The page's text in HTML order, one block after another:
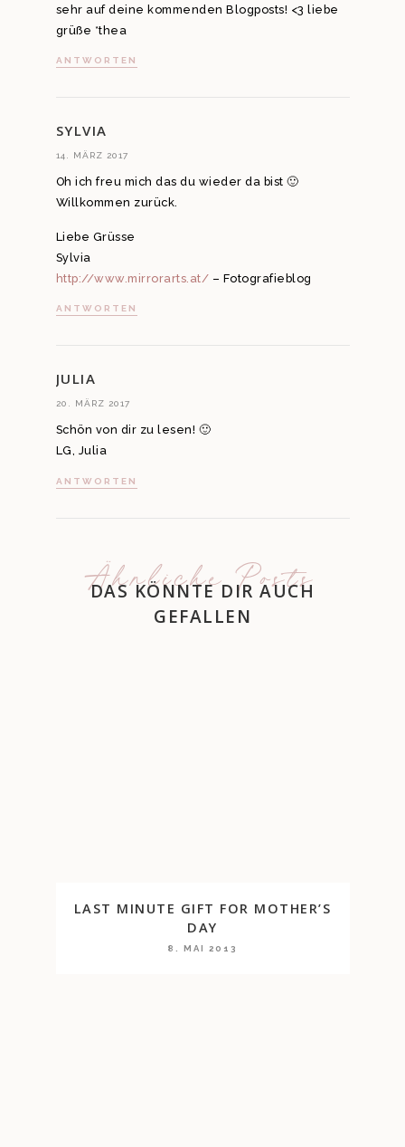
sehr auf deine kommenden Blogposts! <3 liebe
grüße *thea
ANTWORTEN
SYLVIA
14. MÄRZ 2017
Oh ich freu mich das du wieder da bist 🙂
Willkommen zurück.
Liebe Grüsse
Sylvia
http://www.mirrorarts.at/ – Fotografieblog
ANTWORTEN
JULIA
20. MÄRZ 2017
Schön von dir zu lesen! 🙂
LG, Julia
ANTWORTEN
Ähnliche Posts
DAS KÖNNTE DIR AUCH
GEFALLEN
LAST MINUTE GIFT FOR MOTHER’S
DAY
8. MAI 2013